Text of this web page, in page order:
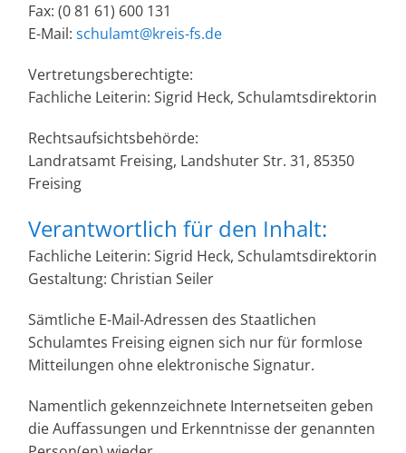
Fax: (0 81 61) 600 131
E-Mail:schulamt@kreis-fs.de
Vertretungsberechtigte:
Fachliche Leiterin: Sigrid Heck, Schulamtsdirektorin
Rechtsaufsichtsbehörde:
Landratsamt Freising, Landshuter Str. 31, 85350
Freising
Verantwortlich für den Inhalt:
Fachliche Leiterin: Sigrid Heck, Schulamtsdirektorin
Gestaltung: Christian Seiler
Sämtliche E-Mail-Adressen des Staatlichen
Schulamtes Freising eignen sich nur für formlose
Mitteilungen ohne elektronische Signatur.
Namentlich gekennzeichnete Internetseiten geben
die Auffassungen und Erkenntnisse der genannten